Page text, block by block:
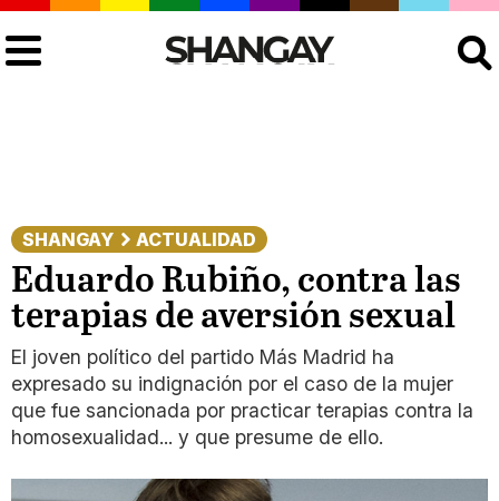
SHANGAY ACTUALIDAD
Eduardo Rubiño, contra las
terapias de aversión sexual
El joven político del partido Más Madrid ha
expresado su indignación por el caso de la mujer
que fue sancionada por practicar terapias contra la
homosexualidad... y que presume de ello.